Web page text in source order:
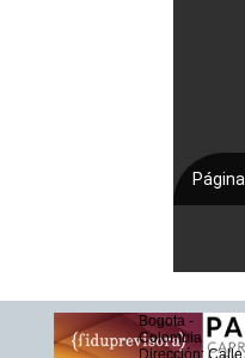
Bogota -
Colombia
Dirección: Calle